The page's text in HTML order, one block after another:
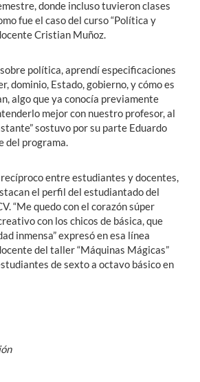
donde incluso tuvieron clases
fue el caso del curso “Política y
Cristian Muñoz.
política, aprendí especificaciones
dominio, Estado, gobierno, y cómo es
algo que ya conocía previamente
mejor con nuestro profesor, al
sostuvo por su parte Eduardo
del programa.
entre estudiantes y docentes,
el perfil del estudiantado del
“Me quedo con el corazón súper
con los chicos de básica, que
inmensa” expresó en esa línea
del taller “Máquinas Mágicas”
de sexto a octavo básico en